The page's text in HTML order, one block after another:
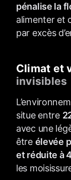
pénalise la
alimenter et
par excès
Climat et
invisibles
situe entre
avec une
être élevée
et réduite à
les